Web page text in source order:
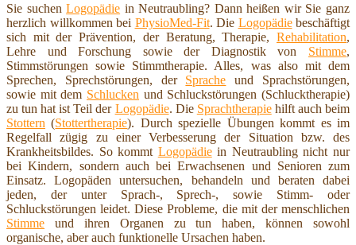
Sie suchenLogopädie in Neutraubling? Dann heißen wir Sie ganz
herzlich willkommen bei PhysioMed-Fit. Die Logopädiebeschäftigt
sich mit der Prävention, der Beratung, Therapie, Rehabilitation,
Lehre und Forschung sowie der Diagnostik von Stimme,
Stimmstörungen sowie Stimmtherapie. Alles, was also mit dem
Sprechen, Sprechstörungen, der Sprache und Sprachstörungen,
sowie mit dem Schlucken und Schluckstörungen (Schlucktherapie)
zu tun hat ist Teil der Logopädie. Die Sprachtherapiehilft auch beim
Stottern (Stottertherapie). Durch spezielle Übungen kommt es im
Regelfall zügig zu einer Verbesserung der Situation bzw. des
Krankheitsbildes. So kommt Logopädiein Neutraubling nicht nur
bei Kindern, sondern auch bei Erwachsenen und Senioren zum
Einsatz. Logopäden untersuchen, behandeln und beraten dabei
jeden, der unter Sprach-, Sprech-, sowie Stimm- oder
Schluckstörungen leidet. Diese Probleme, die mit der menschlichen
Stimme und ihren Organen zu tun haben, können sowohl
organische, aber auch funktionelle Ursachen haben.